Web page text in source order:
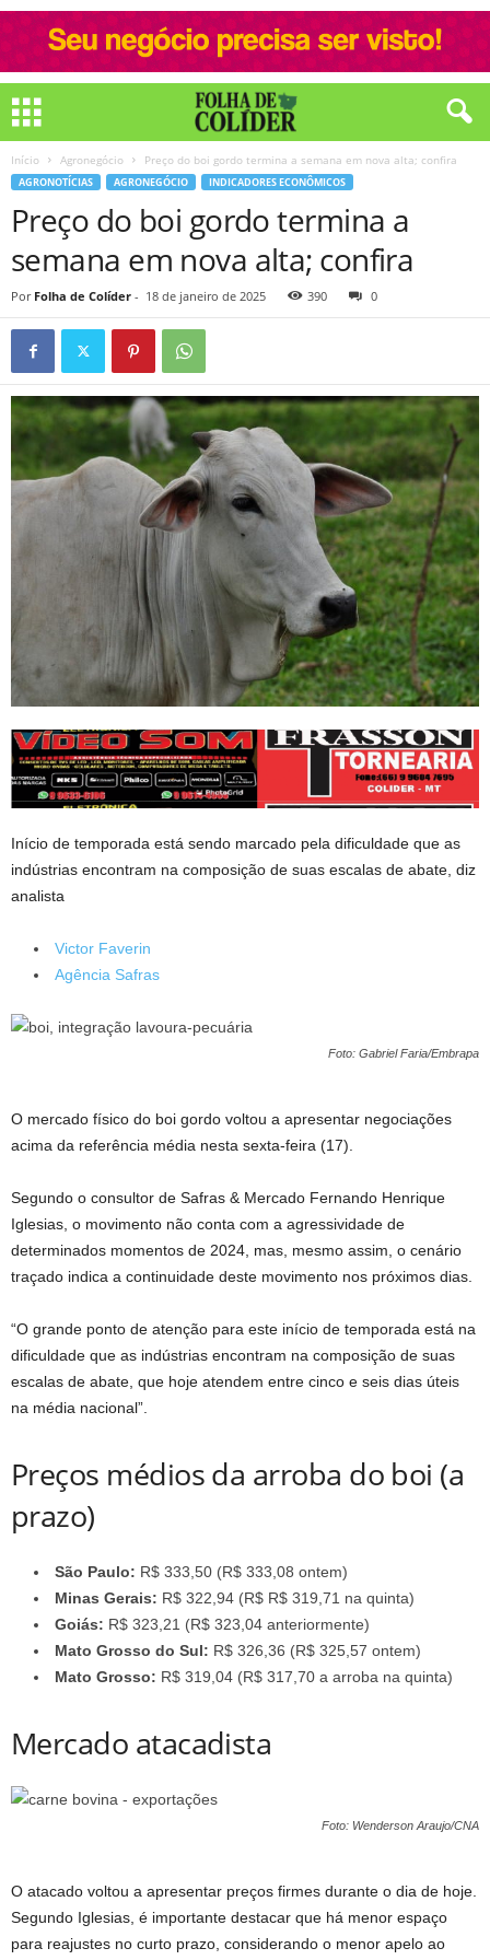
Início Agronegócio Preço do boi gordo termina a semana em nova alta; confira
AGRONOTÍCIAS AGRONEGÓCIO INDICADORES ECONÔMICOS
Preço do boi gordo termina a
semana em nova alta; confira
Por Folha de Colíder - 18 de janeiro de 2025 390 0
Início de temporada está sendo marcado pela dificuldade que as
indústrias encontram na composição de suas escalas de abate, diz
analista
Victor Faverin
Agência Safras
Foto: Gabriel Faria/Embrapa
O mercado físico do boi gordo voltou a apresentar negociações
acima da referência média nesta sexta-feira (17).
Segundo o consultor de Safras & Mercado Fernando Henrique
Iglesias, o movimento não conta com a agressividade de
determinados momentos de 2024, mas, mesmo assim, o cenário
traçado indica a continuidade deste movimento nos próximos dias.
“O grande ponto de atenção para este início de temporada está na
dificuldade que as indústrias encontram na composição de suas
escalas de abate, que hoje atendem entre cinco e seis dias úteis
na média nacional”.
Preços médios da arroba do boi (a
prazo)
São Paulo: R$ 333,50 (R$ 333,08 ontem)
Minas Gerais: R$ 322,94 (R$ R$ 319,71 na quinta)
Goiás: R$ 323,21 (R$ 323,04 anteriormente)
Mato Grosso do Sul: R$ 326,36 (R$ 325,57 ontem)
Mato Grosso: R$ 319,04 (R$ 317,70 a arroba na quinta)
Mercado atacadista
Foto: Wenderson Araujo/CNA
O atacado voltou a apresentar preços firmes durante o dia de hoje.
Segundo Iglesias, é importante destacar que há menor espaço
para reajustes no curto prazo, considerando o menor apelo ao